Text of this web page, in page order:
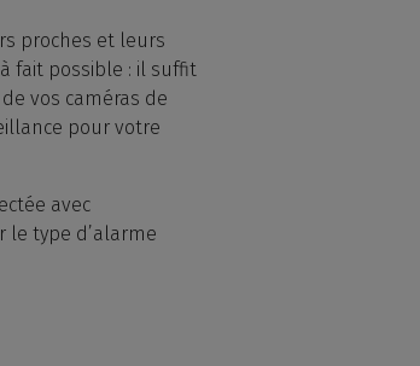
proches et leurs
fait possible : il suffit
vos caméras de
pour votre
avec
le type d’alarme